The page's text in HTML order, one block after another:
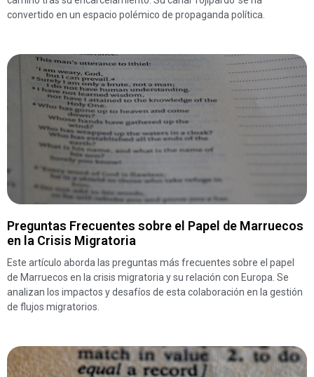
convertido en un espacio polémico de propaganda política.
Preguntas Frecuentes sobre el Papel de Marruecos
en la Crisis Migratoria
Este artículo aborda las preguntas más frecuentes sobre el papel
de Marruecos en la crisis migratoria y su relación con Europa. Se
analizan los impactos y desafíos de esta colaboración en la gestión
de flujos migratorios.